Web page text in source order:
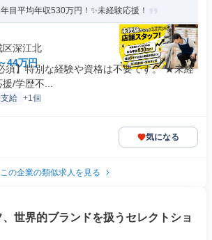
目平均年収530万円！✨未経験応援！
区深江北
44万円
須】特別な経験や資格は不要です。 ★未経
/学歴不...
給 +1個
気になる
この企業の類似求人を見る
世界的ブランドを扱うセレクトショ